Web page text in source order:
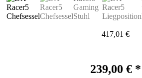
417,01 €
239,00 € *